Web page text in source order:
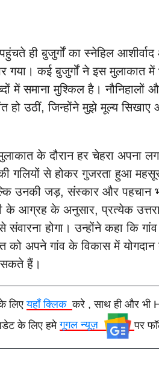
ही बुजुर्गों का स्नेहिल
गया। कई बुजुर्गों ने इस मुलाकात
में समाना मुश्किल है। नौनिहालों
हो उठीं, जिन्होंने मुझे मूल्य
के दौरान हर चेहरा अपना
गलियों से होकर गुजरता हुआ
उनकी जड़, संस्कार और पहचान
के आग्रह के अनुसार, प्रत्येक
होगा। उन्होंने कहा कि
को अपने गांव के विकास में योगदान
सकते हैं।
लिएयहाँ क्लिककरे , साथ ही और भी
के लिए हमेगूगल न्यूज़ पर